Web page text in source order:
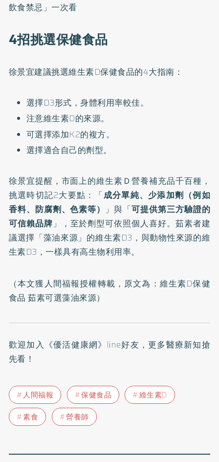
飲食禁忌」一次看
4招挑選保健食品
徐景宜建議挑選維生素D保健食品的4大指南：
選擇D3形式，身體利用率較佳。
注意維生素D的來源。
可選擇添加K2的複方。
選擇適合自己的劑型。
徐景宜提醒，市面上的維生素Ｄ營養補充品千百種，
挑選時切記2大要點：「成分單純、少添加劑（例如
香料、防腐劑、色素等）
」與「可提供第三方驗證的
可信賴品牌 」，至於劑型可依照個人喜好。茹素者建
議選擇「藻油來源」的維生素D3，與動物性來源的維
生素D3，一樣具有高生物利用率。
（本文獲人間福報授權轉載，原文為： 維生素D保健
食品 茹素可選藻油來源）
歡迎加入 《優活健康網》line好友 ，更多醫療新知搶
先看！
人間福報 保健食品
維生素D
素食
營養師